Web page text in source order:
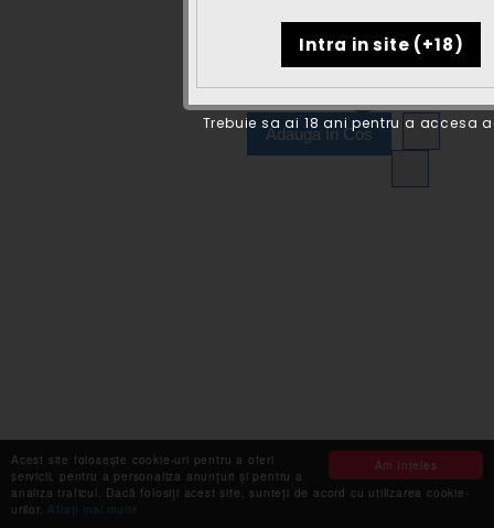
Am înţeles
Acest site folosește cookie-uri pentru a oferi
servicii, pentru a personaliza anunțuri și pentru a
analiza traficul. Dacă folosiți acest site, sunteți de acord cu utilizarea cookie-
urilor.Aflaţi mai multe
Trebuie sa ai 18 ani pentru a accesa
32,00 lei
Cantitate
Adauga In Cos